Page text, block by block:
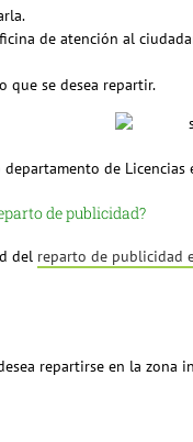
de atención al
se desea repartir.
de
de publicidad?
del reparto de publicidad
repartirse en la zona